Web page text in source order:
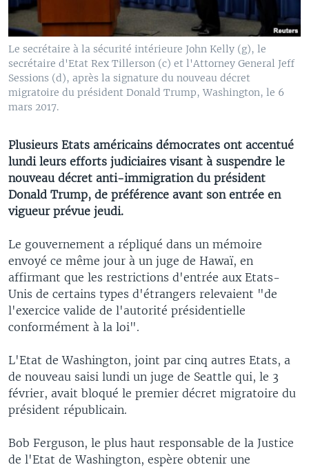
Le secrétaire à la sécurité intérieure John Kelly (g), le
secrétaire d'Etat Rex Tillerson (c) et l'Attorney General Jeff
Sessions (d), après la signature du nouveau décret
migratoire du président Donald Trump, Washington, le 6
mars 2017.
Plusieurs Etats américains démocrates ont accentué
lundi leurs efforts judiciaires visant à suspendre le
nouveau décret anti-immigration du président
Donald Trump, de préférence avant son entrée en
vigueur prévue jeudi.
Le gouvernement a répliqué dans un mémoire
envoyé ce même jour à un juge de Hawaï, en
affirmant que les restrictions d'entrée aux Etats-
Unis de certains types d'étrangers relevaient "de
l'exercice valide de l'autorité présidentielle
conformément à la loi".
L'Etat de Washington, joint par cinq autres Etats, a
de nouveau saisi lundi un juge de Seattle qui, le 3
février, avait bloqué le premier décret migratoire du
président républicain.
Bob Ferguson, le plus haut responsable de la Justice
de l'Etat de Washington, espère obtenir une